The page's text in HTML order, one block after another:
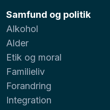
Samfund og politik
Alkohol
Alder
Etik og moral
Familieliv
Forandring
Integration